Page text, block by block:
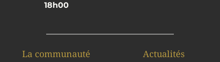
18h00
La communauté Actualités